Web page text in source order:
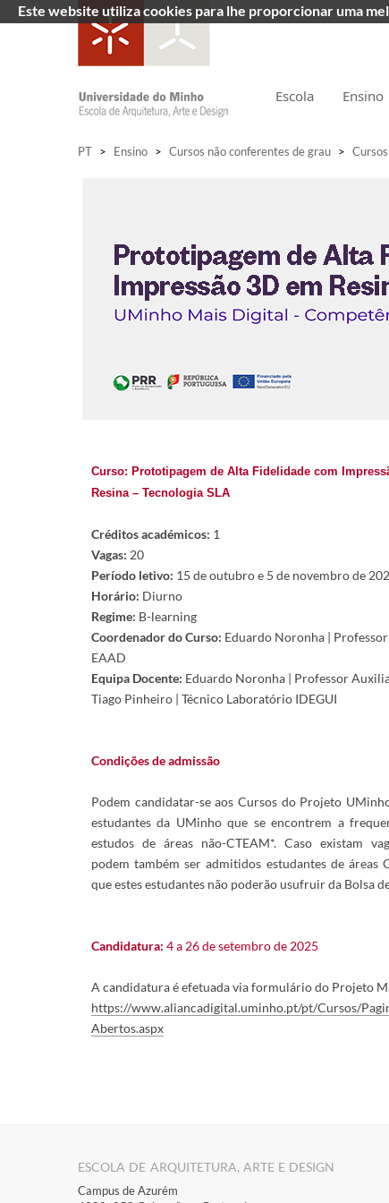
Escola Ensino
PT > Ensino > Cursos não conferentes de grau >
Curso: Prototipagem de Alta Fidelidade com
Resina – Tecnologia SLA
Créditos académicos: 1
Vagas: 20
Período letivo: 15 de outubro e 5 de novembro de
Horário: Diurno
Regime: B-learning
Coordenador do Curso: Eduardo Noronha |
EAAD
Equipa Docente: Eduardo Noronha | Professor
Tiago Pinheiro | Técnico Laboratório IDEGUI
Condições de admissão
Podem candidatar-se aos Cursos do Projeto
estudantes da UMinho que se encontrem a
estudos de áreas não-CTEAM*. Caso existam
podem também ser admitidos estudantes de áreas
que estes estudantes não poderão usufruir da Bolsa
Candidatura: 4 a 26 de setembro de 2025
A candidatura é efetuada via formulário do Projeto
https://www.aliancadigital.uminho.pt/pt/Cursos/
Abertos.aspx
ESCOLA DE ARQUITETURA, ARTE E DESIGN
Campus de Azurém
Este website utiliza cookies para lhe proporcionar uma